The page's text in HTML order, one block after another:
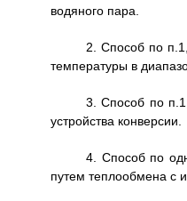
водяного пара.
2. Способ по
температуры в
3. Способ по
устройства конверсии.
4. Способ по
путем теплообмена с